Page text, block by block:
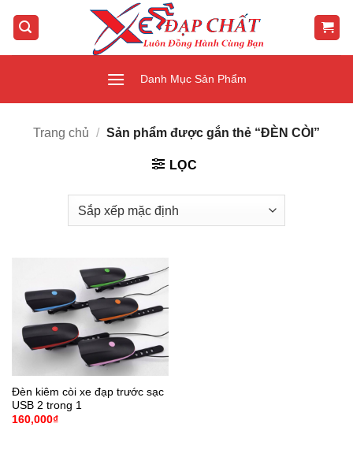
qua
Danh Mục Sản Phẩm
Trang chủ / Sản phẩm được gắn thẻ “ĐÈN CÒI”
LỌC
Đèn kiêm còi xe đạp trước sạc
USB 2 trong 1
160,000₫